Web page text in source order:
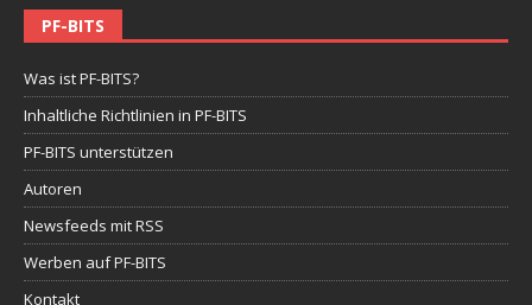
PF-BITS
Was ist PF-BITS?
Inhaltliche Richtlinien in PF-BITS
PF-BITS unterstützen
Autoren
Newsfeeds mit RSS
Werben auf PF-BITS
Kontakt